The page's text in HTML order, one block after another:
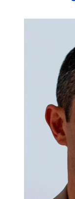
Innovar de
Generar
Jobs to Be Donees
que piensas,
Cambia la
«Los clientes no
Descubre cómo
Juan Esteban